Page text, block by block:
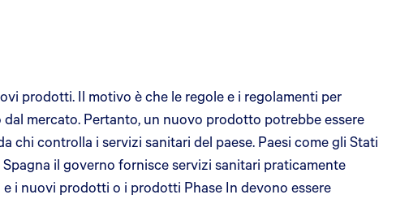
prodotti. Il motivo è che le regole e i regolamenti per
mercato. Pertanto, un nuovo prodotto potrebbe essere
chi controlla i servizi sanitari del paese. Paesi come gli Stati
il governo fornisce servizi sanitari praticamente
i nuovi prodotti o i prodotti Phase In devono essere